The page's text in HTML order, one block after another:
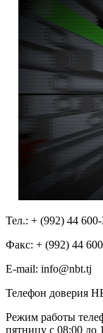
Тел.: + (992) 44
Факс: + (992) 44
Е-mail: info@nbt.tj
Телефон доверия
Режим работы
пятницу с 08:00 до